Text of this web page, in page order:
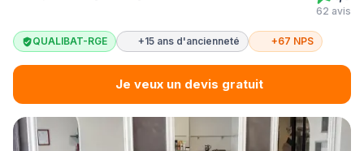
62 avis
QUALIBAT-RGE +15 ans d'ancienneté +67 NPS
Je veux un devis gratuit